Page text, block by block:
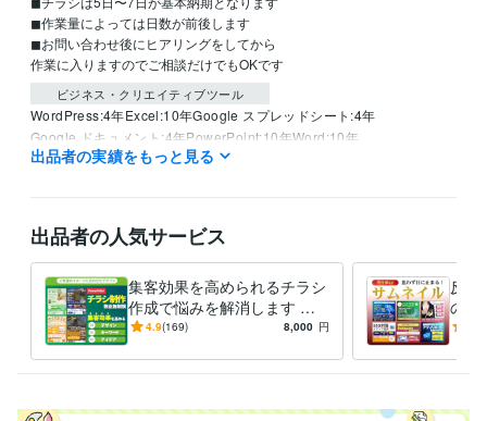
◼︎作業量によっては日数が前後します
◼︎お問い合わせ後にヒアリングをしてから
ビジネス・クリエイティブツール
WordPress:4年Excel:10年Google スプレッドシート:4年
Google ドキュメント:4年PowerPoint:10年Word:10年
Google Analytics:4年Google Search Console:4年
Adobe Photoshop:1年
得意分野
デザイン制作 チラシ制作
チラシ バナー pop サムネイル 仕事 ビジネス デザイン
資料
書類
出品者の実績をもっと見る
出品者の人気サービス
集客効果を高められるチラシ
作成で悩みを解消します チ
ラシで反応率を高めたい方に
す
4.9(169) 8,000 円
反応
の出
数・
い！